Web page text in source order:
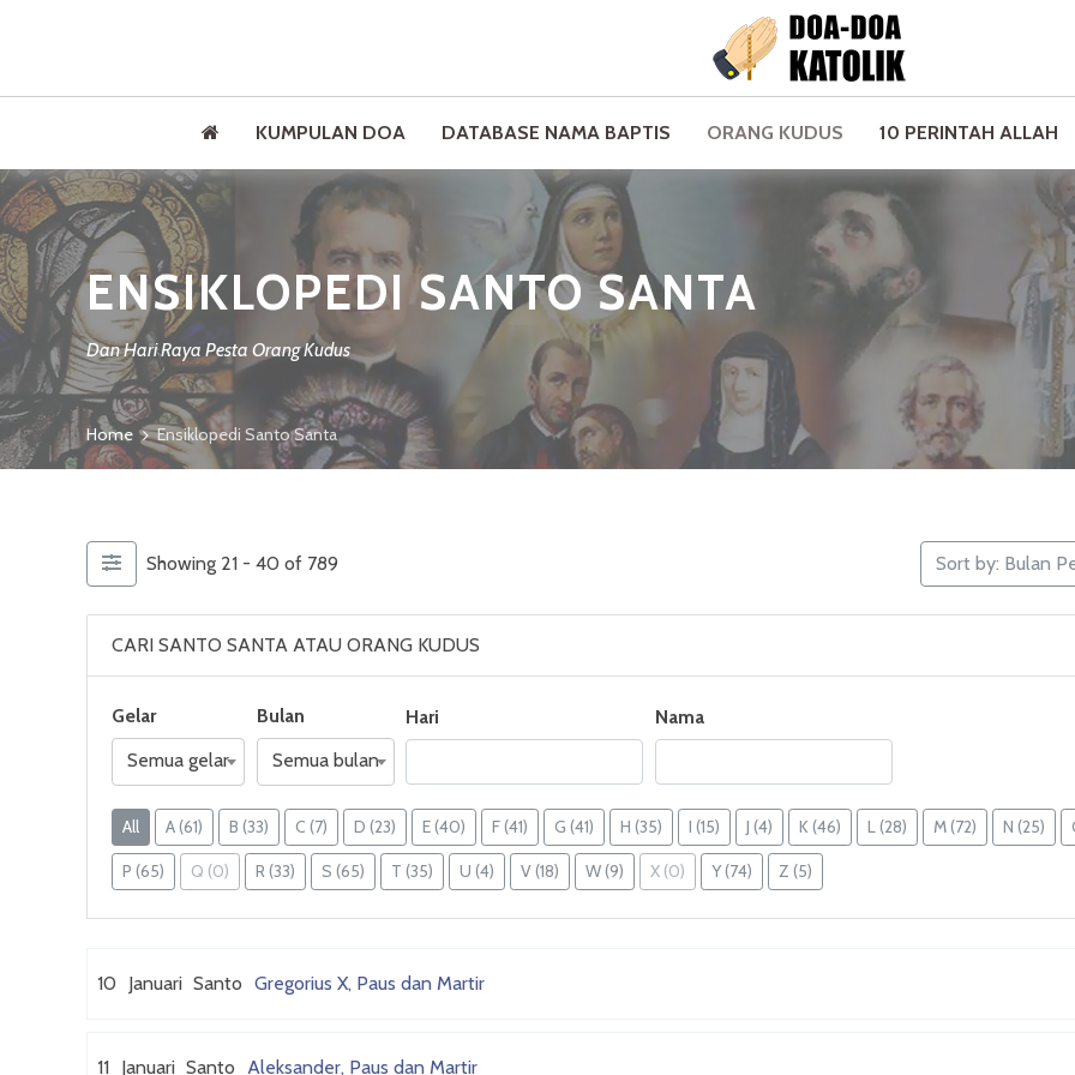
KUMPULAN DOA DATABASE NAMA BAPTIS ORANG KUDUS 10 PERINTAH ALLAH
ENSIKLOPEDI SANTO SANTA
Dan Hari Raya Pesta Orang Kudus
Home Ensiklopedi Santo Santa
Showing 21 - 40 of 789 Sort by: Bulan
CARI SANTO SANTA ATAU ORANG KUDUS
Gelar
Semua gelar
Bulan
Semua bulan
Hari Nama
All A(61) B (33) C (7) D (23) E(40) F(41) G (41) H (35) I (15) J (4) K (46) L(28) M(72) N (25)
P (65) Q (0) R(33) S (65) T (35) U (4) V(18) W(9) X (0) Y(74) Z (5)
10 Januari Santo Gregorius X, Paus dan Martir
11 Januari Santo Aleksander, Paus dan Martir